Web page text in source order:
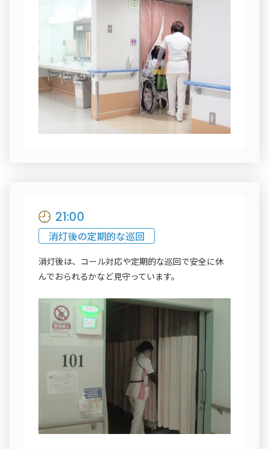
21:00
消灯後の定期的な巡回
消灯後は、コール対応や定期的な巡回で安全に休
んでおられるかなど見守っています。